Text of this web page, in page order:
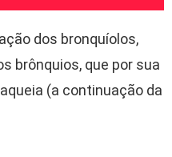
dos bronquíolos,
brônquios, que por sua
(a continuação da